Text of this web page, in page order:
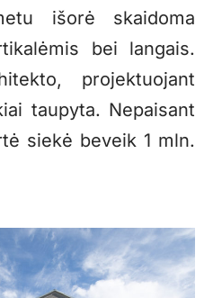
išorė skaidoma
bei langais.
projektuojant
taupyta. Nepaisant
siekė beveik 1 mln.